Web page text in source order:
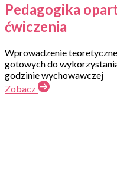
Pedagogika
ćwiczenia
Wprowadzenie
gotowych do
godzinie wychowawczej
Zobacz